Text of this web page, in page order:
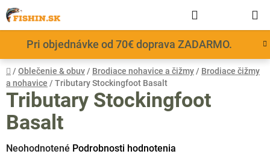
Prejsť
na
obsah
Pri objednávke od 70€ doprava ZADARMO.
KOŠÍK
Domov
/ Oblečenie & obuv / Brodiace nohavice a čižmy / Brodiace čižmy
a nohavice / Tributary Stockingfoot Basalt
Tributary Stockingfoot
Basalt
Priemerné
Neohodnotené Podrobnosti hodnotenia